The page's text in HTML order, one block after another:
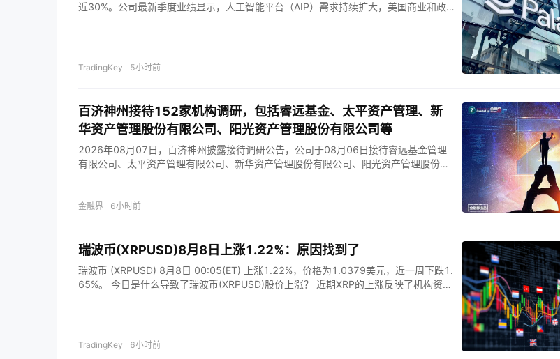
近30%。公司最新季度业绩显示，人工智能平台（AIP）需求持续扩大，美国商业和政
示，Palantir第二季度营收达到19.4亿美元，同比增长约93%，高于分析师预期的18.1
亿美元；调整后每股收益达到0.41美元，高于市场预期的0.34美元。公司同时将全年收
场仍然是Palantir增长的主要来源。第二季度，公司美国收入同比增长超过100%，达到
约15.7亿美元。其中，美国商业收入同比增长149%，达到约7.64亿美元，显示企业客
户对于Palantir人工智能平台的需求持续扩大。与此同时，美国政府业务收入同比增长约
90%，达到8.09亿美元，国防、政府数据
TradingKey 5小时前
百济神州接待152家机构调研，包括睿远基金、太平资产管理、新
华资产管理股份有限公司、阳光资产管理股份有限公司等
2026年08月07日，百济神州披露接待调研公告，公司于08月06日接待睿远基金管理
有限公司、太平资产管理有限公司、新华资产管理股份有限公司、阳光资产管理股份有
金融界 6小时前
瑞波币(XRPUSD)8月8日上涨1.22%：原因找到了
瑞波币 (XRPUSD) 8月8日 00:05(ET) 上涨1.22%，价格为1.0379美元，近一周下跌1.
65%。 今日是什么导致了瑞波币(XRPUSD)股价上涨？ 近期XRP的上涨反映了机构资金
资产提供了结构性买盘支撑，使其区别于纯粹的投机性市场波动。日内波动表明，随着
市场参与者消化网络吞吐量增加以及XRP Ledger在机构代币化项目中采用率上升的影
TradingKey 6小时前